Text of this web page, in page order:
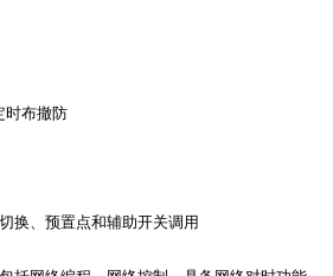
时布撤防
换、预置点和辅助开关调用